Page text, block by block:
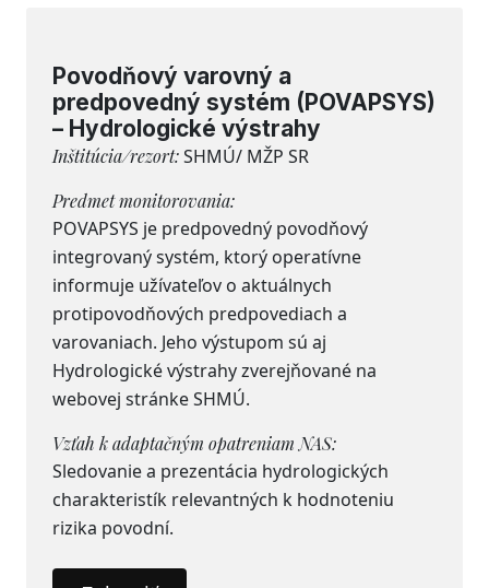
Povodňový varovný a
predpovedný systém (POVAPSYS)
– Hydrologické výstrahy
Inštitúcia/rezort:SHMÚ/ MŽP SR
Predmet monitorovania:
POVAPSYS je predpovedný povodňový
integrovaný systém, ktorý operatívne
informuje užívateľov o aktuálnych
protipovodňových predpovediach a
varovaniach. Jeho výstupom sú aj
Hydrologické výstrahy zverejňované na
webovej stránke SHMÚ.
Vzťah k adaptačným opatreniam NAS:
Sledovanie a prezentácia hydrologických
charakteristík relevantných k hodnoteniu
rizika povodní.